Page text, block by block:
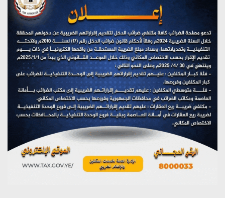
تستمعون لبرنامج (هندسة الوهم)
يوليو 28, 2026
مؤتمر صحفي لمركز عين الإنسانية حول جرائم تحالف العدوان
على اليمن
يوليو 27, 2026
تستمعون لبرنامج (مع السيد القائد)
يوليو 26, 2026